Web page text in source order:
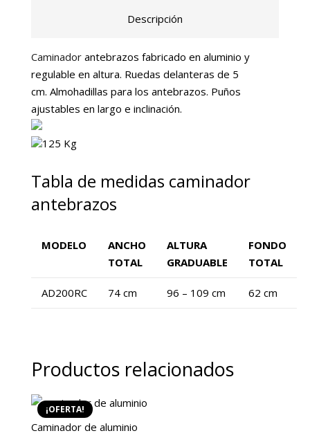
Descripción
Caminador antebrazos fabricado en aluminio y
regulable en altura. Ruedas delanteras de 5
cm. Almohadillas para los antebrazos. Puños
ajustables en largo e inclinación.
125 Kg
Tabla de medidas caminador
antebrazos
MODELO
ANCHO
TOTAL
ALTURA
GRADUABLE
FONDO
TOTAL
AD200RC 74 cm 96 – 109 cm 62 cm
Productos relacionados
¡OFERTA!
Caminador de aluminio